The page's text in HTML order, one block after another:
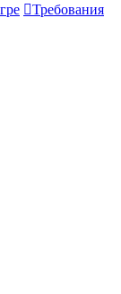
Требования